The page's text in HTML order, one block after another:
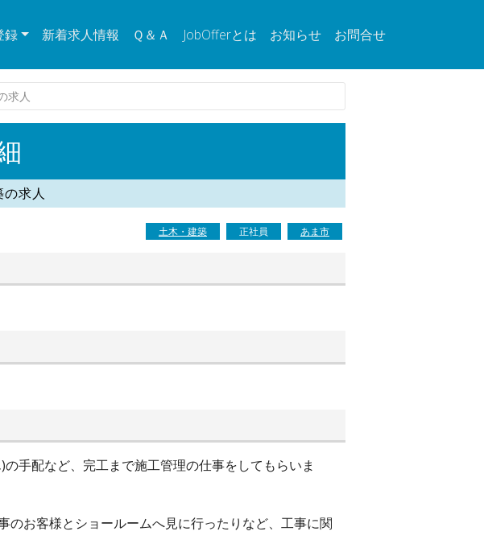
録 新着求人情報 Ｑ＆Ａ JobOfferとは お知らせ お問合せ
求人
求人
土木・建築 正社員 あま市
手配など、完工まで施工管理の仕事をしてもらいま
お客様とショールームへ見に行ったりなど、工事に関